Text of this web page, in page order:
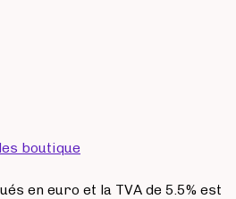
boutique
en euro et la TVA de 5.5% est